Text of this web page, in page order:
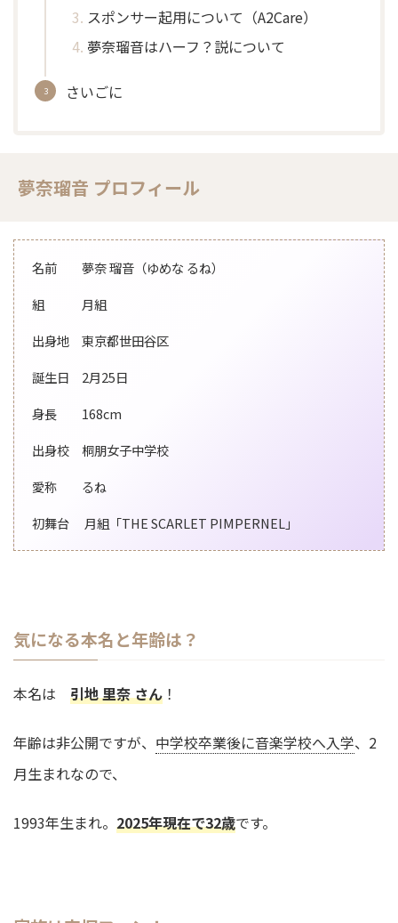
スポンサー起用について（A2Care）
夢奈瑠音はハーフ？説について
さいごに
夢奈瑠音 プロフィール
名前 夢奈 瑠音（ゆめな るね）
組 月組
出身地 東京都世田谷区
誕生日 2月25日
身長 168cm
出身校 桐朋女子中学校
愛称 るね
初舞台 月組「THE SCARLET PIMPERNEL」
気になる本名と年齢は？
本名は 引地 里奈 さん ！
年齢は非公開ですが、 中学校卒業後に音楽学校へ入学、2
月生まれなので、
1993年生まれ。 2025年現在で32歳です。